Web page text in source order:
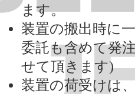
ます。
装置の搬出時に
委託も含めて発
せて頂きます)
装置の荷受けは